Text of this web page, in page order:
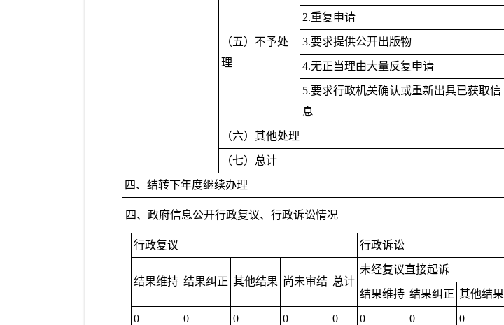
（五）不予处
理
2.重复申请
3.要求提供公开出版物
4.无正当理由大量反复申请
5.要求行政机关确认或重新出具已获取信
息
（六）其他处理
（七）总计
四、结转下年度继续办理
四、政府信息公开行政复议、行政诉讼情况
行政复议 行政诉讼
结果维持 结果纠正 其他结果 尚未审结 总计
未经复议直接起诉
结果维持 结果纠正 其他结果
0 0 0 0 0 0 0 0